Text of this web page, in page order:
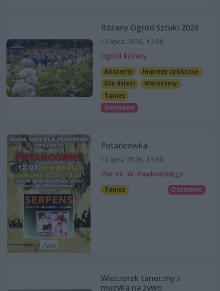
Różany Ogród Sztuki 2026
12 lipca 2026, 12:00
Ogród Różany
Koncerty
Imprezy cykliczne
Dla dzieci
Warsztaty
Taniec
Darmowe
Potańcówka
12 lipca 2026, 15:00
Plac im. W. Pawłowskiego
Taniec Darmowe
Wieczorek taneczny z
muzyką na żywo